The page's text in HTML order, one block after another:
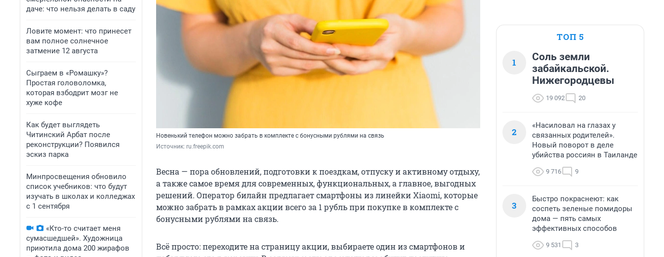
даче: что нельзя делать в саду
Ловите момент: что принесет
вам полное солнечное
затмение 12 августа
Сыграем в «Ромашку»?
Простая головоломка,
которая взбодрит мозг не
хуже кофе
Как будет выглядеть
Читинский Арбат после
реконструкции? Появился
эскиз парка
Минпросвещения обновило
список учебников: что будут
изучать в школах и колледжах
с 1 сентября
«Кто-то считает меня
сумасшедшей». Художница
приютила дома 200 жирафов
Новенький телефон можно забрать в комплекте с бонусными рублями на связь
Источник: ru.freepik.com
Весна — пора обновлений, подготовки к поездкам, отпуску и активному отдыху,
а также самое время для современных, функциональных, а главное, выгодных
решений. Оператор билайн предлагает смартфоны из линейки Xiaomi, которые
можно забрать в рамках акции всего за 1 рубль при покупке в комплекте с
бонусными рублями на связь.
Всё просто: переходите на страницу акции, выбираете один из смартфонов и
ТОП 5
1
Соль земли
забайкальской.
Нижегородцевы
19 092 20
2
«Насиловал на глазах у
связанных родителей».
Новый поворот в деле
убийства россиян в Таиланде
9 716 9
3
Быстро покраснеют: как
соспеть зеленые помидоры
дома — пять самых
эффективных способов
9 531 3